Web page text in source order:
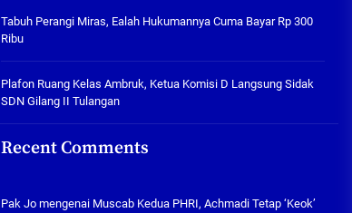
05/08/2026
Hukumannya Cuma Bayar Rp
300 Ribu
Plafon Ruang Kelas Ambruk,
Ketua Komisi D Langsung Sidak
05/08/2026
Tabuh Perangi Miras, Ealah Hukumannya Cuma Bayar Rp 300
Ribu
Plafon Ruang Kelas Ambruk, Ketua Komisi D Langsung Sidak
SDN Gilang II Tulangan
Recent Comments
Pak Jomengenai Muscab Kedua PHRI, Achmadi Tetap ‘Keok’